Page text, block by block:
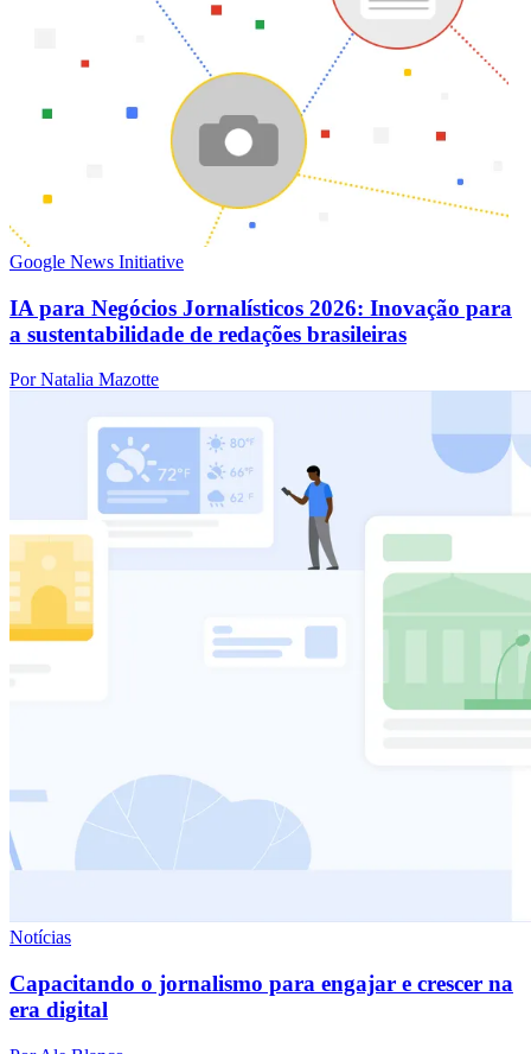
Google News Initiative
IA para Negócios Jornalísticos 2026: Inovação para
a sustentabilidade de redações brasileiras
Por Natalia Mazotte
Notícias
Capacitando o jornalismo para engajar e crescer na
era digital